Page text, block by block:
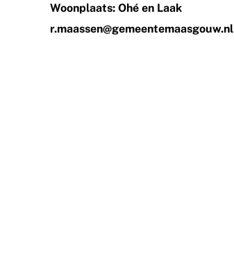
Woonplaats: Ohé en Laak
r.maassen@gemeentemaasgouw.nl